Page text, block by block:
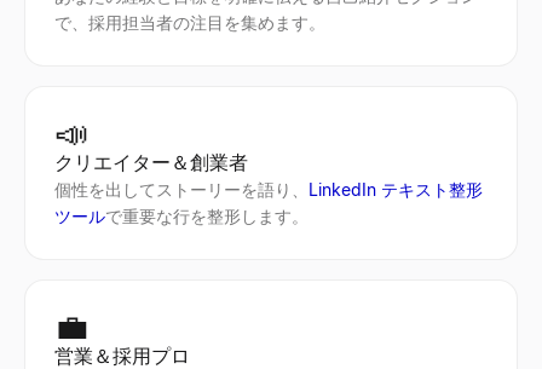
で、採用担当者の注目を集めます。
📣
クリエイター＆創業者
個性を出してストーリーを語り、 LinkedIn テキスト整形
ツールで重要な行を整形します。
💼
営業＆採用プロ